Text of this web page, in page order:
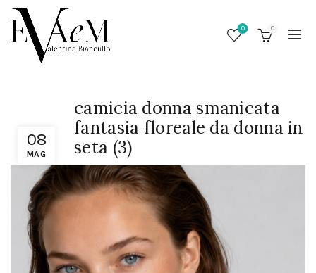
0 0
08
MAG
camicia donna smanicata
fantasia floreale da donna in
seta (3)